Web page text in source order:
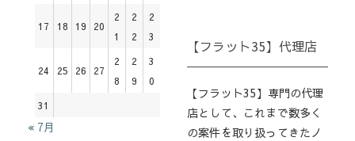
17 18 19 20
2
1
2
2
2
3
24 25 26 27
2
8
2
9
3
0
31
« 7月
【フラット35】代理店
【フラット35】専門の代理
店として、これまで数多く
の案件を取り扱ってきたノ